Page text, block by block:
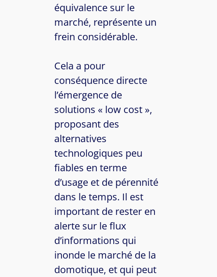
équivalence sur le
marché, représente un
frein considérable.
Cela a pour
conséquence directe
l’émergence de
solutions « low cost »,
proposant des
alternatives
technologiques peu
fiables en terme
d’usage et de pérennité
dans le temps. Il est
important de rester en
alerte sur le flux
d’informations qui
inonde le marché de la
domotique, et qui peut